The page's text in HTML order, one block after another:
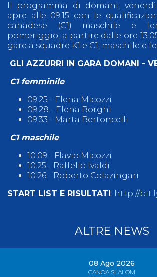
Il programma di domani,
apre alle 09.15 con le
canadese (C1) maschile e
pomeriggio, a partire dalle ore
gare a squadre K1 e C1, maschile e
GLI AZZURRI IN GARA DOMANI -
C1 femminile
09.25 - Elena Micozzi
09.28 - Elena Borghi
09.33 - Marta Bertoncelli
C1 maschile
10.09 - Flavio Micozzi
10.25 - Raffello Ivaldi
10.26 - Roberto Colazingari
START LIST E RISULTATI: http://
ALTRE NEWS
08 Ago 2026
CANOA SLALOM